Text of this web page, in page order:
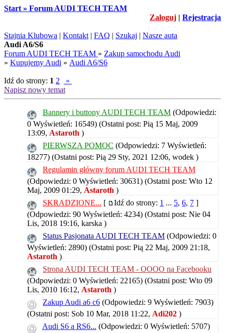
Start » Forum AUDI TECH TEAM
Zaloguj | Rejestracja
Stajnia Klubowa | Kontakt | FAQ | Szukaj | Nasze auta
Audi A6/S6
Forum AUDI TECH TEAM » Zakup samochodu Audi
» Kupujemy Audi » Audi A6/S6
Idź do strony: 1 2
»
Napisz nowy temat
Bannery i buttony AUDI TECH TEAM (Odpowiedzi:
0 Wyświetleń: 16549) (Ostatni post: Pią 15 Maj, 2009
13:09, Astaroth )
PIERWSZA POMOC (Odpowiedzi: 7 Wyświetleń:
18277) (Ostatni post: Pią 29 Sty, 2021 12:06, wodek )
Regulamin główny forum AUDI TECH TEAM
(Odpowiedzi: 0 Wyświetleń: 30631) (Ostatni post: Wto 12
Maj, 2009 01:29, Astaroth )
SKRADZIONE... [ Idź do strony: 1 ... 5, 6, 7 ]
(Odpowiedzi: 90 Wyświetleń: 4234) (Ostatni post: Nie 04
Lis, 2018 19:16, karska )
Status Pasjonata AUDI TECH TEAM (Odpowiedzi: 0
Wyświetleń: 2890) (Ostatni post: Pią 22 Maj, 2009 21:18,
Astaroth )
Strona AUDI TECH TEAM - OOOO na Facebooku
(Odpowiedzi: 0 Wyświetleń: 22165) (Ostatni post: Wto 09
Lis, 2010 16:12, Astaroth )
Zakup Audi a6 c6 (Odpowiedzi: 9 Wyświetleń: 7903)
(Ostatni post: Sob 10 Mar, 2018 11:22, Adi202 )
Audi S6 a RS6... (Odpowiedzi: 0 Wyświetleń: 5707)